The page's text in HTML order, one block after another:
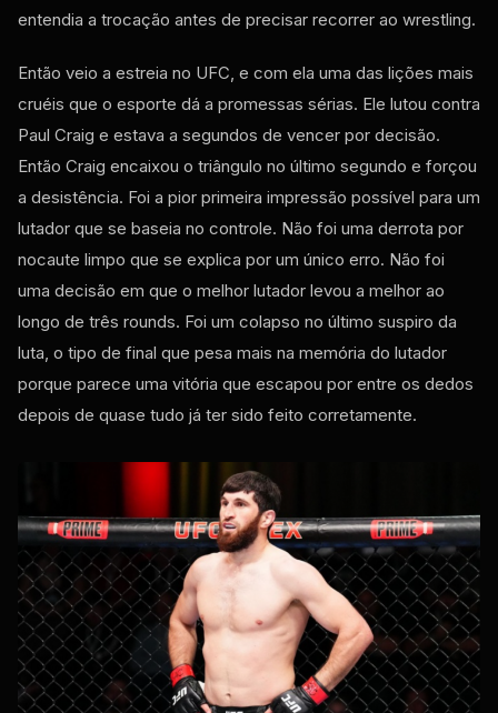
entendia a trocação antes de precisar recorrer ao wrestling.
Então veio a estreia no UFC, e com ela uma das lições mais
cruéis que o esporte dá a promessas sérias. Ele lutou contra
Paul Craig e estava a segundos de vencer por decisão.
Então Craig encaixou o triângulo no último segundo e forçou
a desistência. Foi a pior primeira impressão possível para um
lutador que se baseia no controle. Não foi uma derrota por
nocaute limpo que se explica por um único erro. Não foi
uma decisão em que o melhor lutador levou a melhor ao
longo de três rounds. Foi um colapso no último suspiro da
luta, o tipo de final que pesa mais na memória do lutador
porque parece uma vitória que escapou por entre os dedos
depois de quase tudo já ter sido feito corretamente.